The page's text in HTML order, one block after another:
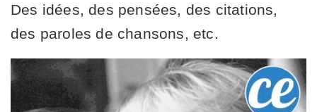
Des idées, des pensées, des citations,
des paroles de chansons, etc.